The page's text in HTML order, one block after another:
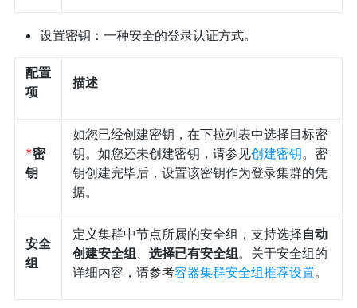
设置密钥：一种安全的登录认证方式。
配置
项
描述
*密
钥
如您已经创建密钥，在下拉列表中选择目标密
钥。如您还未创建密钥，请参见创建密钥。密
钥创建完毕后，设置该密钥作为登录集群的凭
据。
安全
组
定义集群中节点所属的安全组，支持选择自动
创建安全组、 选择已有安全组。关于安全组的
详细内容，请参考容器集群安全组推荐设置。